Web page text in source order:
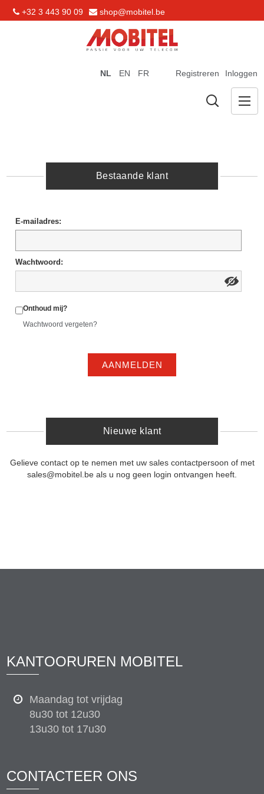
+32 3 443 90 09 shop@mobitel.be
Registreren Inloggen
NL EN FR
Bestaande klant
E-mailadres:
Wachtwoord:
Onthoud mij?
Wachtwoord vergeten?
AANMELDEN
Nieuwe klant
Gelieve contact op te nemen met uw sales contactpersoon of met
sales@mobitel.be als u nog geen login ontvangen heeft.
KANTOORUREN MOBITEL
Maandag tot vrijdag
8u30 tot 12u30
13u30 tot 17u30
CONTACTEER ONS